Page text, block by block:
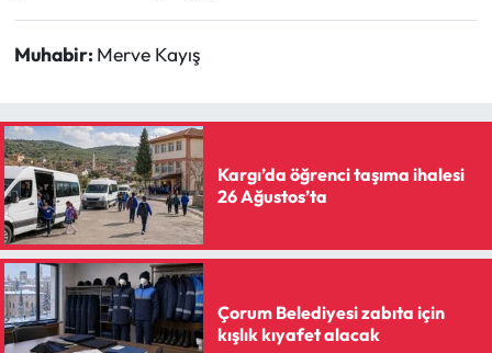
Muhabir: Merve Kayış
Kargı’da öğrenci taşıma ihalesi
26 Ağustos’ta
Çorum Belediyesi zabıta için
kışlık kıyafet alacak
Ortaköy Haberleri
Otomotiv
Resmi İlan
Resmi Reklam
Sağlık